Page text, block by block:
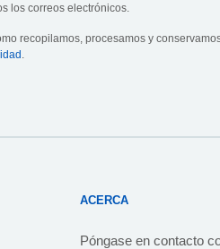
los correos electrónicos.
recopilamos, procesamos y
.
ACERCA
Póngase en contacto